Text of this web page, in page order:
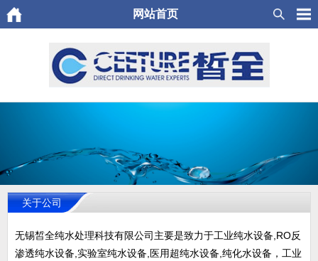
网站首页
关于公司
无锡皙全纯水处理科技有限公司主要是致力于工业纯水设备,RO反
渗透纯水设备,实验室纯水设备,医用超纯水设备,纯化水设备，工业